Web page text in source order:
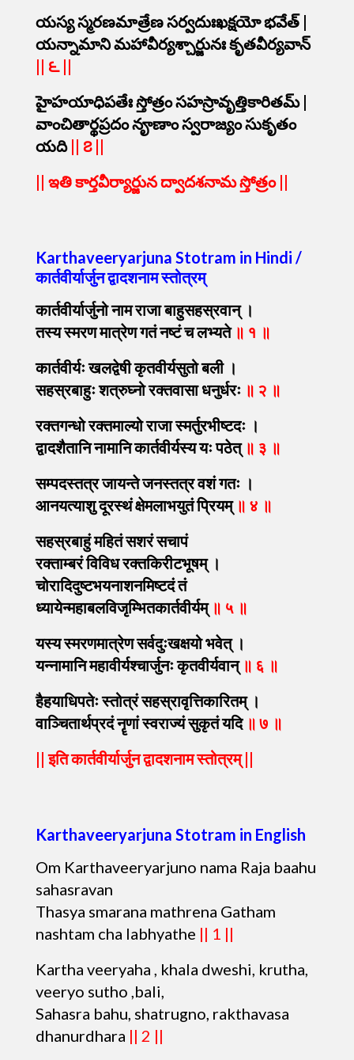
యస్య స్మరణమాత్రేణ సర్వదుఃఖక్షయో భవేత్ |
యన్నామాని మహావీర్యశ్చార్జునః కృతవీర్యవాన్
|| ౬ ||
హైహయాధిపతేః స్తోత్రం సహస్రావృత్తికారితమ్ |
వాంచితార్థప్రదం నౄణాం స్వరాజ్యం సుకృతం
యది || ౭ ||
|| ఇతి కార్తవీర్యార్జున ద్వాదశనామ స్తోత్రం ||
Karthaveeryarjuna Stotram in Hindi /
कार्तवीर्यार्जुनद्वादशनामस्तोत्रम्
कार्तवीर्यार्जुनोनामराजाबाहुसहस्रवान् ।
तस्यस्मरणमात्रेणगतंनष्टंचलभ्यते ॥ १ ॥
कार्तवीर्यःखलद्वेषीकृतवीर्यसुतोबली ।
सहस्रबाहुःशत्रुघ्नोरक्तवासाधनुर्धरः ॥ २ ॥
रक्तगन्धोरक्तमाल्योराजास्मर्तुरभीष्टदः ।
द्वादशैतानिनामानिकार्तवीर्यस्ययःपठेत् ॥ ३ ॥
सम्पदस्तत्रजायन्तेजनस्तत्रवशंगतः ।
आनयत्याशुदूरस्थंक्षेमलाभयुतंप्रियम् ॥ ४ ॥
सहस्रबाहुंमहितंसशरंसचापं
रक्ताम्बरंविविधरक्तकिरीटभूषम् ।
चोरादिदुष्टभयनाशनमिष्टदंतं
ध्यायेन्महाबलविजृम्भितकार्तवीर्यम् ॥ ५ ॥
यस्यस्मरणमात्रेणसर्वदुःखक्षयोभवेत् ।
यन्नामानिमहावीर्यश्चार्जुनःकृतवीर्यवान् ॥ ६ ॥
हैहयाधिपतेःस्तोत्रंसहस्रावृत्तिकारितम् ।
वाञ्चितार्थप्रदंनॄणांस्वराज्यंसुकृतंयदि ॥ ७ ॥
|| इतिकार्तवीर्यार्जुनद्वादशनामस्तोत्रम् ||
Karthaveeryarjuna Stotram in English
Om Karthaveeryarjuno nama Raja baahu
sahasravan
Thasya smarana mathrena Gatham
nashtam cha labhyathe || 1 ||
Kartha veeryaha , khala dweshi, krutha,
veeryo sutho ,bali,
Sahasra bahu, shatrugno, rakthavasa
dhanurdhara || 2 ||